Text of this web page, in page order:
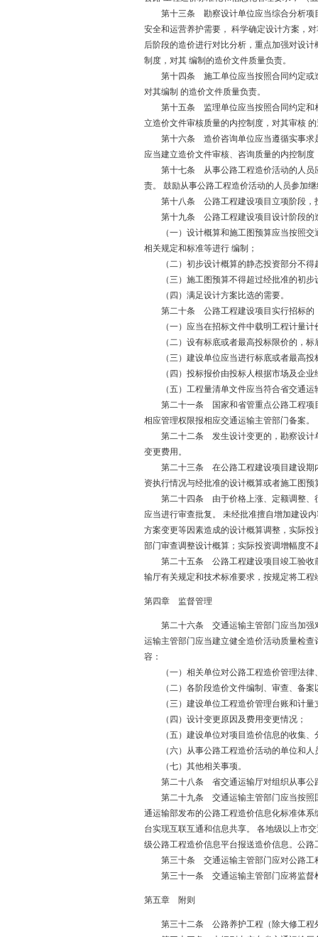
第十三条 勘察设计单位应当综合分析项目
安全和运营养护需要， 科学确定设计方案，
后阶段的造价进行对比分析，重点加强对设
制度，对其 编制的造价文件质量负责。
第十四条 施工单位应当按照合同约定或造
对其编制 的造价文件质量负责。
第十五条 监理单位应当按照合同约定和相
立造价文件审核质量的内控制度，对其审核
第十六条 造价咨询单位应当遵循实事求是
应当建立造价文件审核、咨询质量的内控制
第十七条 从事公路工程造价活动的人员应
责。 鼓励从事公路工程造价活动的人员参加
第十八条 公路工程建设项目立项阶段，投
第十九条 公路工程建设项目设计阶段的
（一）设计概算和施工图预算应当按照交
相关规定和标准等进行 编制；
（二）初步设计概算的静态投资部分不得
（三）施工图预算不得超过经批准的初步
（四）满足设计方案比选的需要。
第二十条 公路工程建设项目实行招标的，
（一）应当在招标文件中载明工程计量计
（二）设有标底或者最高投标限价的，标
（三）建设单位应当进行标底或者最高投
（四）投标报价由投标人根据市场及企业
（五）工程量清单文件应当符合省交通运
第二十一条 国家和省管重点公路工程项目
相应管理权限报相应交通运输主管部门备案。
第二十二条 发生设计变更的，勘察设计单
变更费用。
第二十三条 在公路工程建设项目建设期内
资执行情况与经批准的设计概算或者施工图
第二十四条 由于价格上涨、定额调整、征
应当进行审查批复。 未经批准擅自增加建设
方案变更等因素造成的设计概算调整，实际
部门审查调整设计概算；实际投资调增幅度
第二十五条 公路工程建设项目竣工验收前
输厅有关规定和技术标准要求，按规定将工
第四章 监督管理
第二十六条 交通运输主管部门应当加强对
运输主管部门应当建立健全造价活动质量检
容：
（一）相关单位对公路工程造价管理法律
（二）各阶段造价文件编制、审查、备案
（三）建设单位工程造价管理台账和计量
（四）设计变更原因及费用变更情况；
（五）建设单位对项目造价信息的收集、
（六）从事公路工程造价活动的单位和人
（七）其他相关事项。
第二十八条 省交通运输厅对组织从事公路
第二十九条 交通运输主管部门应当按照国
通运输部发布的公路工程造价信息化标准体
台实现互联互通和信息共享。 各地级以上市
级公路工程造价信息平台报送造价信息。公
第三十条 交通运输主管部门应对公路工程
第三十一条 交通运输主管部门应将监督检
第五章 附则
第三十二条 公路养护工程（除大修工程